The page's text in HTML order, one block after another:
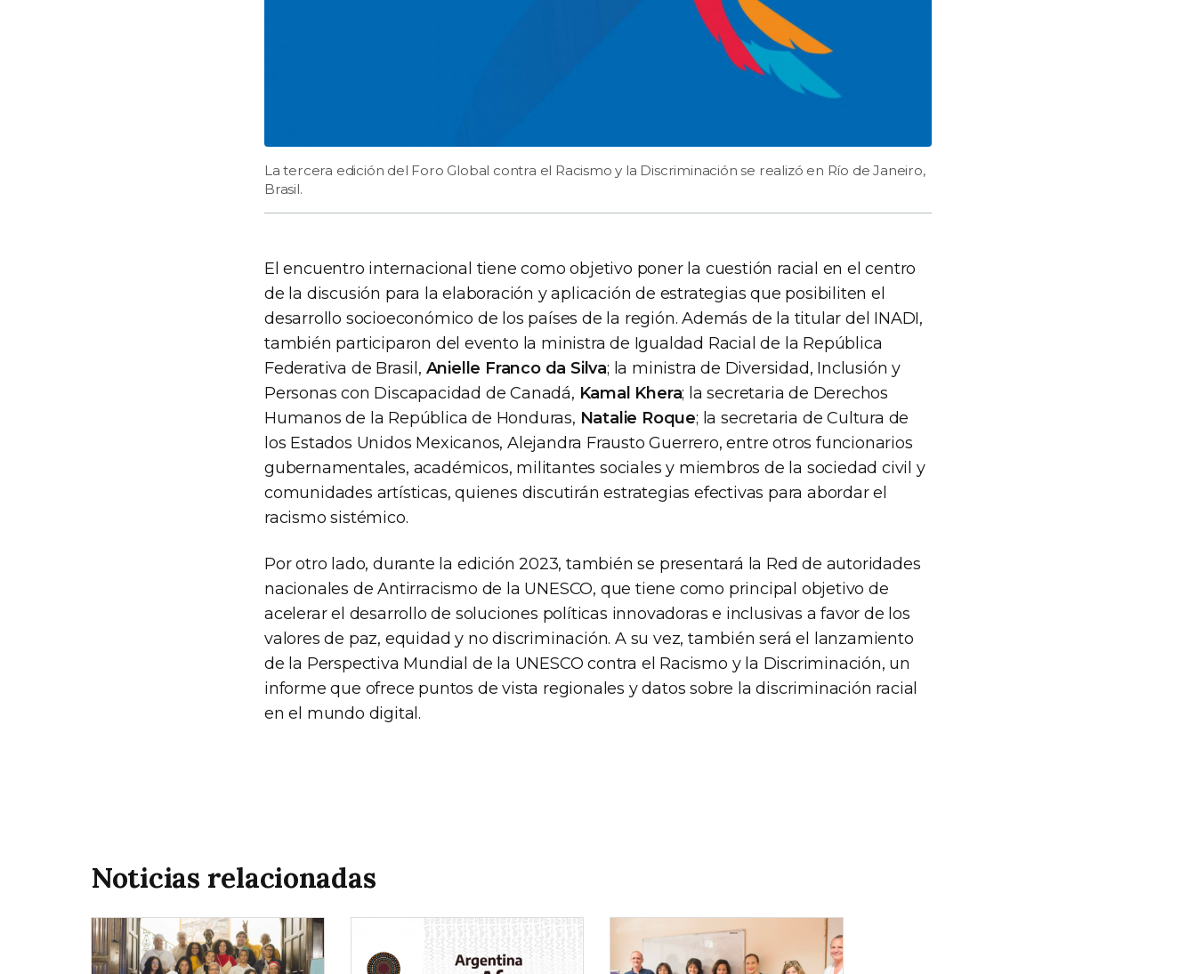
La tercera edición del Foro Global contra el Racismo y la Discriminación se realizó en Río de Janeiro,
Brasil.
El encuentro internacional tiene como objetivo poner la cuestión racial en el centro
de la discusión para la elaboración y aplicación de estrategias que posibiliten el
desarrollo socioeconómico de los países de la región. Además de la titular del INADI,
también participaron del evento la ministra de Igualdad Racial de la República
Federativa de Brasil, Anielle Franco da Silva; la ministra de Diversidad, Inclusión y
Personas con Discapacidad de Canadá, Kamal Khera; la secretaria de Derechos
Humanos de la República de Honduras, Natalie Roque; la secretaria de Cultura de
los Estados Unidos Mexicanos, Alejandra Frausto Guerrero, entre otros funcionarios
gubernamentales, académicos, militantes sociales y miembros de la sociedad civil y
comunidades artísticas, quienes discutirán estrategias efectivas para abordar el
racismo sistémico.
Por otro lado, durante la edición 2023, también se presentará la Red de autoridades
nacionales de Antirracismo de la UNESCO, que tiene como principal objetivo de
acelerar el desarrollo de soluciones políticas innovadoras e inclusivas a favor de los
valores de paz, equidad y no discriminación. A su vez, también será el lanzamiento
de la Perspectiva Mundial de la UNESCO contra el Racismo y la Discriminación, un
informe que ofrece puntos de vista regionales y datos sobre la discriminación racial
en el mundo digital.
Noticias relacionadas